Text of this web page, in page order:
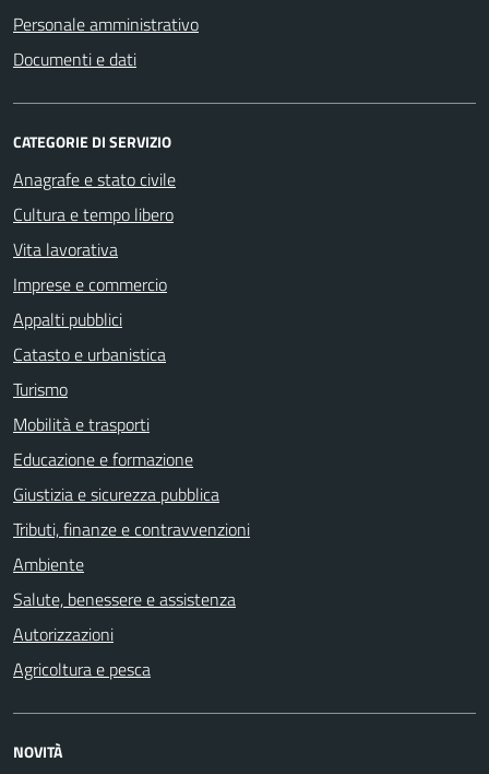
Personale amministrativo
Documenti e dati
CATEGORIE DI SERVIZIO
Anagrafe e stato civile
Cultura e tempo libero
Vita lavorativa
Imprese e commercio
Appalti pubblici
Catasto e urbanistica
Turismo
Mobilità e trasporti
Educazione e formazione
Giustizia e sicurezza pubblica
Tributi, finanze e contravvenzioni
Ambiente
Salute, benessere e assistenza
Autorizzazioni
Agricoltura e pesca
NOVITÀ